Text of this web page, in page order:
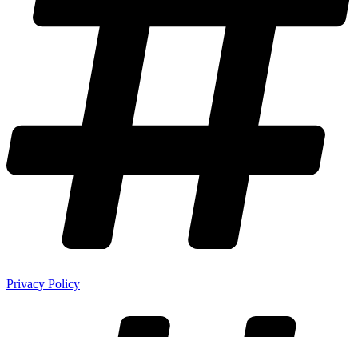
Privacy Policy